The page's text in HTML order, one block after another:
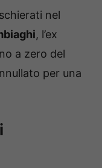
nel
, l’ex
a zero del
per una